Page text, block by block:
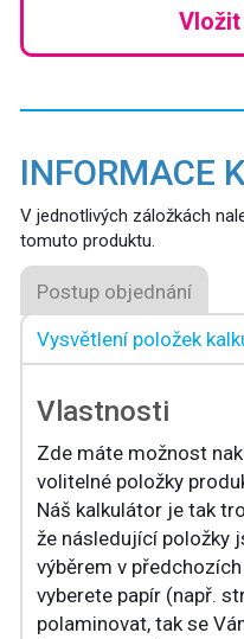
INFORMACE
V jednotlivých záložkách
tomuto produktu.
Postup objednání
Vysvětlení položek
Vlastnosti
Zde máte možnost
volitelné položky
Náš kalkulátor je tak
že následující položky
výběrem v
vyberete papír (např.
polaminovat, tak se